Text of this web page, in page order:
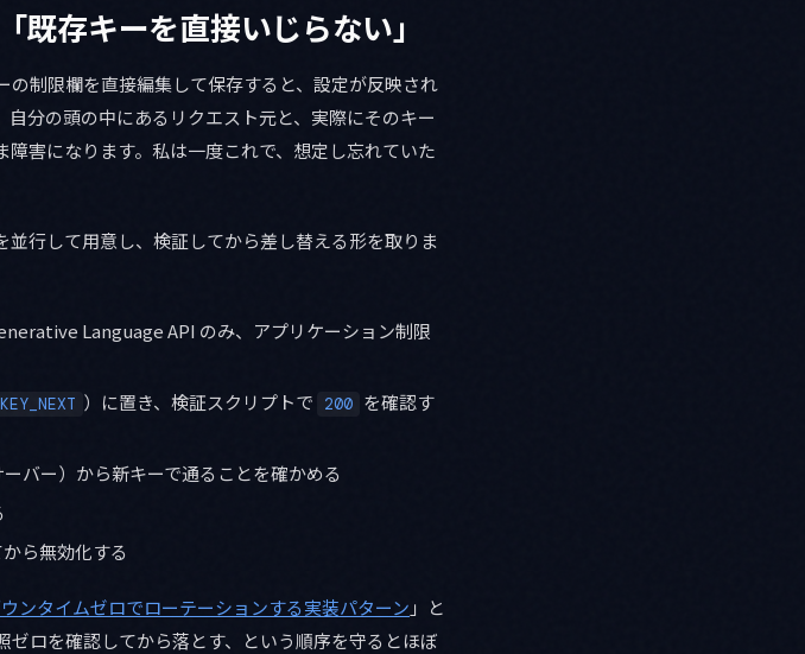
存キーを直接いじらない」
制限欄を直接編集して保存すると、設定が反映され
分の頭の中にあるリクエスト元と、実際にそのキー
害になります。私は一度これで、想定し忘れていた
行して用意し、検証してから差し替える形を取りま
Language API のみ、アプリケーション制限
）に置き、検証スクリプトで 200 を確認す
バー）から新キーで通ることを確かめる
ら無効化する
ンタイムゼロでローテーションする実装パターン 」と
ロを確認してから落とす、という順序を守るとほぼ